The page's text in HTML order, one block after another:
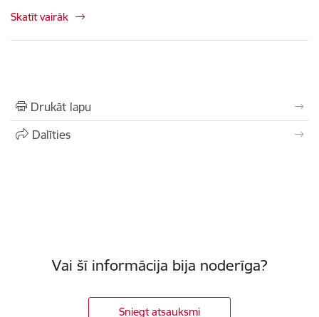
Skatīt vairāk
Drukāt lapu
Dalīties
Vai šī informācija bija noderīga?
Sniegt atsauksmi